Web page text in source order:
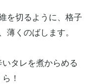
を切るように、格子
薄くのばします。
タレを煮からめる
！